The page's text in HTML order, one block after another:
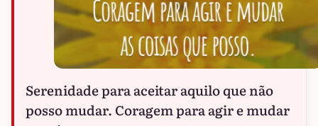
Serenidade para aceitar aquilo que não
posso mudar. Coragem para agir e mudar